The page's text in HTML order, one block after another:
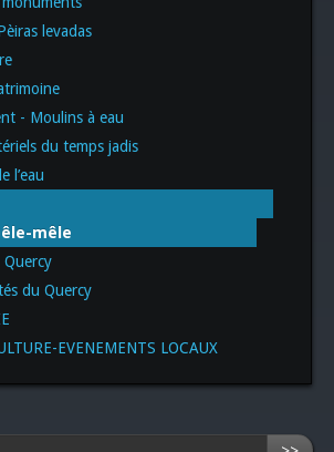
levadas
- Moulins à eau
du temps jadis
l’eau
mêle
Quercy
du Quercy
EVENEMENTS LOCAUX